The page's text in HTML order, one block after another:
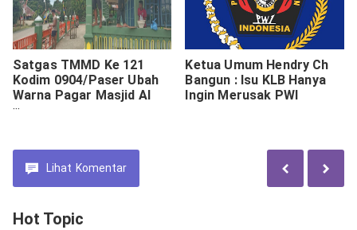
Satgas TMMD Ke 121
Kodim 0904/Paser Ubah
Warna Pagar Masjid Al
Ikhsan
Ketua Umum Hendry Ch
Bangun : Isu KLB Hanya
Ingin Merusak PWI
Lihat Komentar
Hot Topic